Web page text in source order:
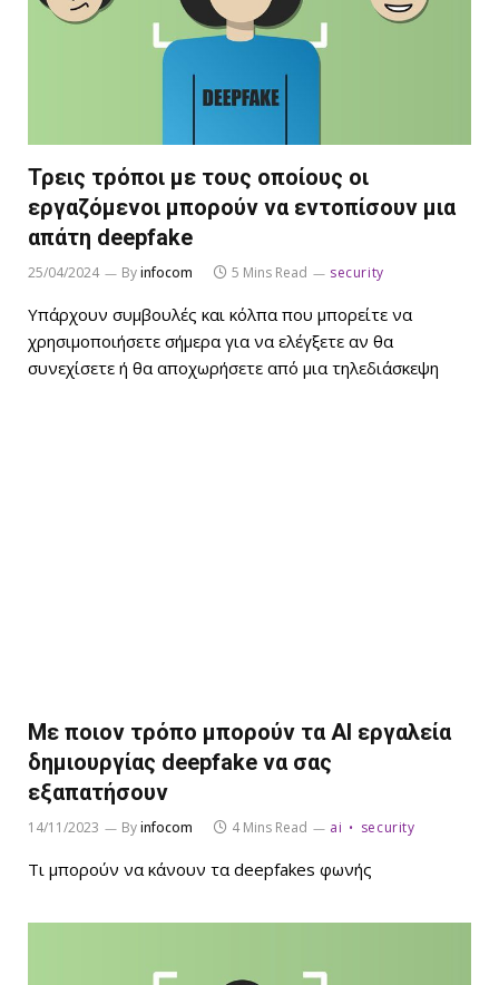
Τρεις τρόποι με τους οποίους οι
εργαζόμενοι μπορούν να εντοπίσουν μια
απάτη deepfake
25/04/2024 Byinfocom 5 Mins Read security
Υπάρχουν συμβουλές και κόλπα που μπορείτε να
χρησιμοποιήσετε σήμερα για να ελέγξετε αν θα
συνεχίσετε ή θα αποχωρήσετε από μια τηλεδιάσκεψη
Με ποιον τρόπο μπορούν τα ΑΙ εργαλεία
δημιουργίας deepfake να σας
εξαπατήσουν
14/11/2023 Byinfocom 4 Mins Read ai security
Τι μπορούν να κάνουν τα deepfakes φωνής